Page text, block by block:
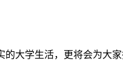
大学生活，更将会为大